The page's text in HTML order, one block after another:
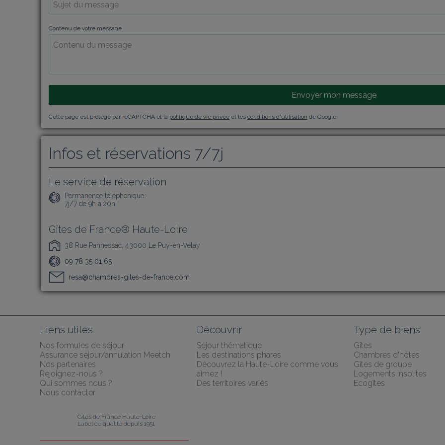
Contenu de votre message
Envoyer mon message
Cette page est protégé par reCAPTCHA et la politique de vie privée et les conditions d'utilisation de Google.
Infos et réservations 7/7j
Le service de réservation
Permanence téléphonique :
7j/7 de 9h à 20h
Gîtes de France® Haute-Loire
38 Rue Pannessac, 43000 Le Puy-en-Velay
09 78 35 01 65
resa@chambres-gites-de-france.com
Liens utiles
Nos formules de séjour
Assurance séjour/annulation Meetch
Nos partenaires
Rejoignez-nous ?
Qui sommes nous ?
Nous contacter
Découvrir
Séjour thématique
Les destinations phares
Découvrez la Haute-Loire comme vous
aimez !
Des territoires variés
Type de biens
Gîtes
Chambres d'hôtes
Gîtes de groupe
Logements insolites
Ecogîtes
Gîtes de France Haute-Loire
Label de qualité depuis 1951